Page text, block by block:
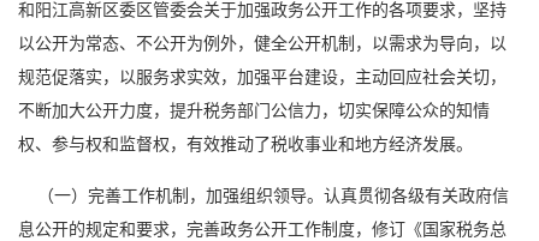
和阳江高新区委区管委会关于加强政务公开工作的各项要求，坚持
以公开为常态、不公开为例外，健全公开机制，以需求为导向，以
规范促落实，以服务求实效，加强平台建设，主动回应社会关切，
不断加大公开力度，提升税务部门公信力，切实保障公众的知情
权、参与权和监督权，有效推动了税收事业和地方经济发展。
（一）完善工作机制，加强组织领导。认真贯彻各级有关政府信
息公开的规定和要求，完善政务公开工作制度，修订《国家税务总